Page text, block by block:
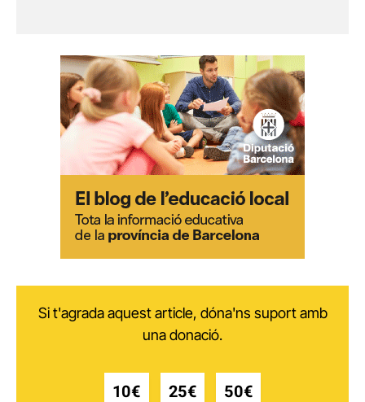
Si t'agrada aquest article, dóna'ns suport amb
una donació.
10€ 25€ 50€